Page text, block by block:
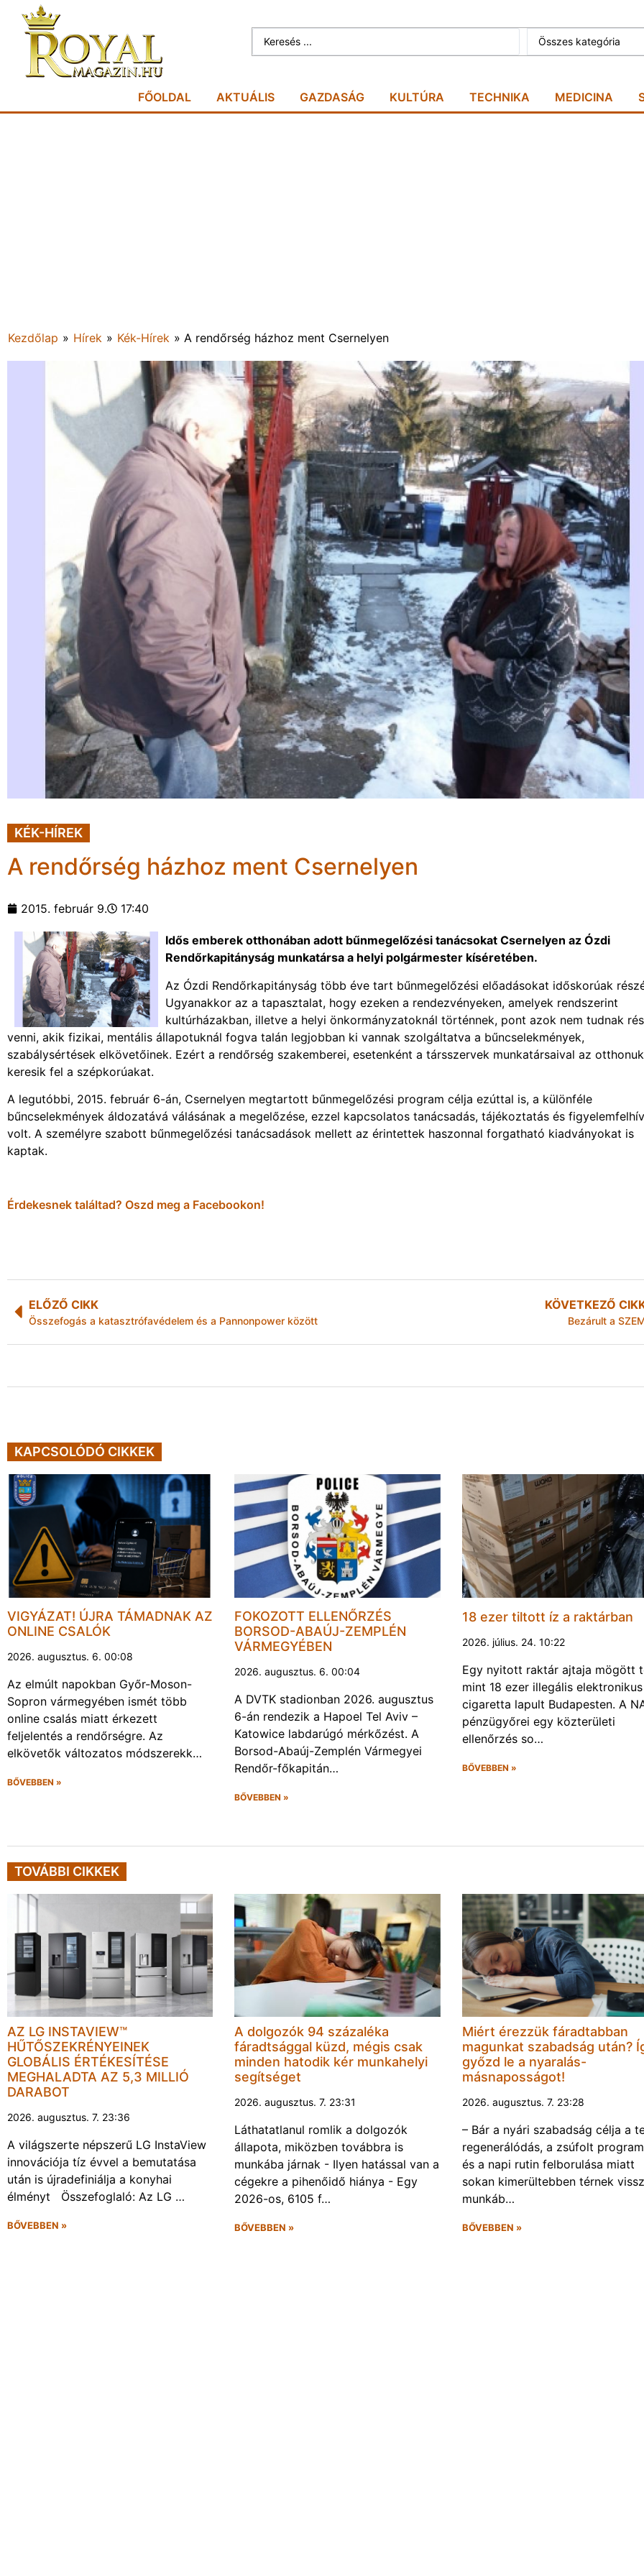
Összes kategória
FŐOLDAL AKTUÁLIS GAZDASÁG KULTÚRA TECHNIKA MEDICINA
Kezdőlap » Hírek » Kék-Hírek » A rendőrség házhoz ment Csernelyen
KÉK-HÍREK
A rendőrség házhoz ment Csernelyen
2015. február 9. 17:40
Idős emberek otthonában adott bűnmegelőzési tanácsokat Csernelyen az Ózdi
Rendőrkapitányság munkatársa a helyi polgármester kíséretében.
Az Ózdi Rendőrkapitányság több éve tart bűnmegelőzési előadásokat időskorúak
Ugyanakkor az a tapasztalat, hogy ezeken a rendezvényeken, amelyek rendszerint
kultúrházakban, illetve a helyi önkormányzatoknál történnek, pont azok nem tudnak
venni, akik fizikai, mentális állapotuknál fogva talán legjobban ki vannak szolgáltatva a bűncselekmények,
szabálysértések elkövetőinek. Ezért a rendőrség szakemberei, esetenként a társszervek munkatársaival az
keresik fel a szépkorúakat.
A legutóbbi, 2015. február 6-án, Csernelyen megtartott bűnmegelőzési program célja ezúttal is, a különféle
bűncselekmények áldozatává válásának a megelőzése, ezzel kapcsolatos tanácsadás, tájékoztatás és
volt. A személyre szabott bűnmegelőzési tanácsadások mellett az érintettek haszonnal forgatható kiadványokat is
kaptak.
Érdekesnek találtad? Oszd meg a Facebookon!
ELŐZŐ CIKK
Összefogás a katasztrófavédelem és a Pannonpower között
KÖVETKEZŐ
Bezárult a
KAPCSOLÓDÓ CIKKEK
VIGYÁZAT! ÚJRA TÁMADNAK AZ
ONLINE CSALÓK
2026. augusztus. 6. 00:08
Az elmúlt napokban Győr-Moson-
Sopron vármegyében ismét több
online csalás miatt érkezett
feljelentés a rendőrségre. Az
elkövetők változatos módszerekk…
BŐVEBBEN »
FOKOZOTT ELLENŐRZÉS
BORSOD-ABAÚJ-ZEMPLÉN
VÁRMEGYÉBEN
2026. augusztus. 6. 00:04
A DVTK stadionban 2026. augusztus
6-án rendezik a Hapoel Tel Aviv –
Katowice labdarúgó mérkőzést. A
Borsod-Abaúj-Zemplén Vármegyei
Rendőr-főkapitán…
BŐVEBBEN »
18 ezer tiltott íz a raktárban
2026. július. 24. 10:22
Egy nyitott raktár ajtaja mögött
mint 18 ezer illegális elektronikus
cigaretta lapult Budapesten. A
pénzügyőrei egy közterületi
ellenőrzés so…
BŐVEBBEN »
TOVÁBBI CIKKEK
AZ LG INSTAVIEW™
HŰTŐSZEKRÉNYEINEK
GLOBÁLIS ÉRTÉKESÍTÉSE
MEGHALADTA AZ 5,3 MILLIÓ
DARABOT
2026. augusztus. 7. 23:36
A világszerte népszerű LG InstaView
innovációja tíz évvel a bemutatása
után is újradefiniálja a konyhai
élményt Összefoglaló: Az LG …
BŐVEBBEN »
A dolgozók 94 százaléka
fáradtsággal küzd, mégis csak
minden hatodik kér munkahelyi
segítséget
2026. augusztus. 7. 23:31
Láthatatlanul romlik a dolgozók
állapota, miközben továbbra is
munkába járnak - Ilyen hatással van a
cégekre a pihenőidő hiánya - Egy
2026-os, 6105 f…
BŐVEBBEN »
Miért érezzük fáradtabban
magunkat szabadság után?
győzd le a nyaralás-
másnaposságot!
2026. augusztus. 7. 23:28
– Bár a nyári szabadság célja a
regenerálódás, a zsúfolt
és a napi rutin felborulása miatt
sokan kimerültebben térnek
munkáb…
BŐVEBBEN »